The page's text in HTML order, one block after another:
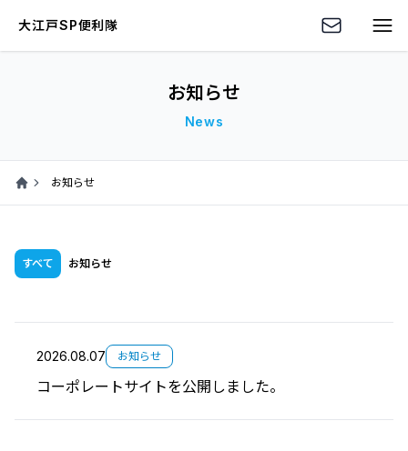
大江戸SP便利隊
お知らせ
News
Home
お知らせ
すべて お知らせ
2026.08.07 お知らせ
コーポレートサイトを公開しました。